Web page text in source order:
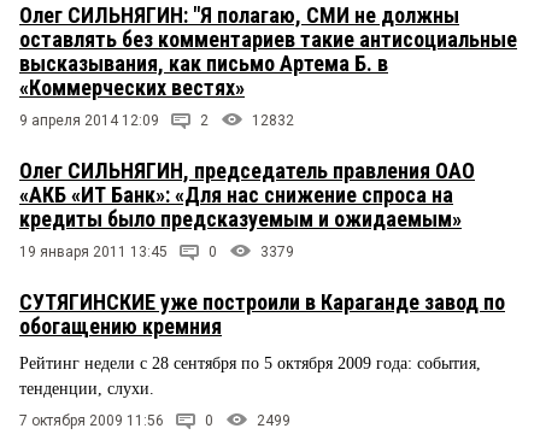
Олег СИЛЬНЯГИН: "Я полагаю, СМИ не должны
оставлять без комментариев такие антисоциальные
высказывания, как письмо Артема Б. в
«Коммерческих вестях»
9 апреля 2014 12:09 2 12832
Олег СИЛЬНЯГИН, председатель правления ОАО
«АКБ «ИТ Банк»: «Для нас снижение спроса на
кредиты было предсказуемым и ожидаемым»
19 января 2011 13:45 0 3379
СУТЯГИНСКИЕ уже построили в Караганде завод по
обогащению кремния
Рейтинг недели с 28 сентября по 5 октября 2009 года: события,
тенденции, слухи.
7 октября 2009 11:56 0 2499